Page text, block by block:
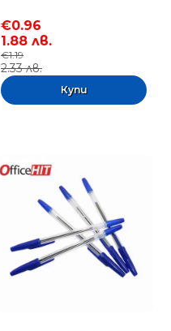
€0.96
1.88 лв.
€1.19
2.33 лв.